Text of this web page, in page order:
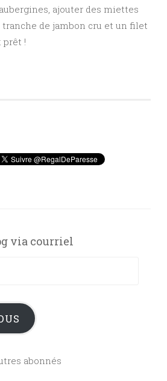
ajouter des miettes
tranche de jambon cru et un filet
prêt !
via courriel
abonnés